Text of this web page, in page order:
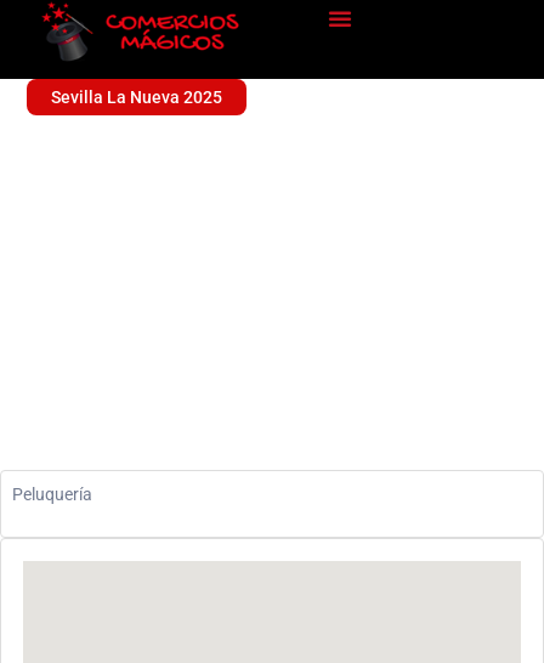
Sevilla La Nueva 2025
Peluquería